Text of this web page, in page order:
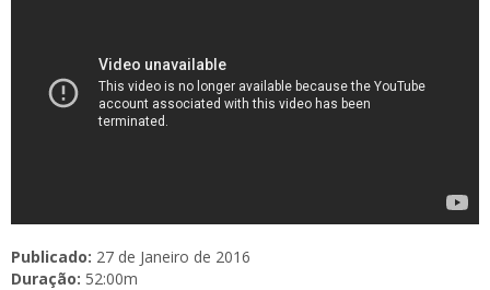
Publicado: 27 de Janeiro de 2016
Duração: 52:00m